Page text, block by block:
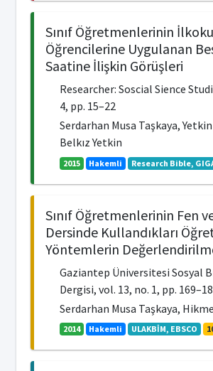
Sınıf Öğretmenlerinin
Öğrencilerine Uygulanan
Saatine İlişkin Görüşleri
Researcher: Soscial Sience
4, pp. 15–22
Serdarhan Musa Taşkaya,
Belkız Yetkin
2015 Hakemli Research Bible,
Sınıf Öğretmenlerinin Fen
Dersinde Kullandıkları
Yöntemlerin
Gaziantep Üniversitesi Sosyal
Dergisi, vol. 13, no. 1, pp.
Serdarhan Musa Taşkaya,
2014 Hakemli ULAKBİM, EBSCO